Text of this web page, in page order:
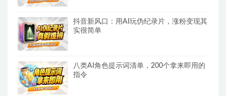
抖音新风口：用AI玩伪纪录片，涨粉变现其
实很简单
八类AI角色提示词清单，200个拿来即用的
指令